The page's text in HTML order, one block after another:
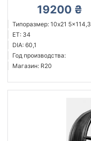
19200 ₴
Типоразмер: 10x21 5x114,3
ET: 34
DIA: 60,1
Год производства:
Магазин: R20